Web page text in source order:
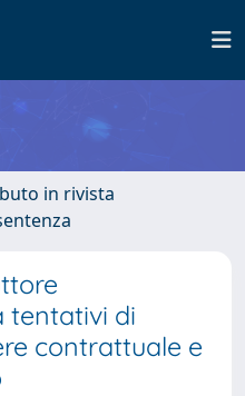
in rivista
tentativi di
contrattuale e